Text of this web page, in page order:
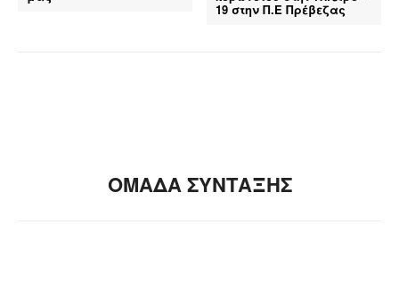
19 στην Π.Ε Πρέβεζας
ΟΜΑΔΑ ΣΥΝΤΑΞΗΣ